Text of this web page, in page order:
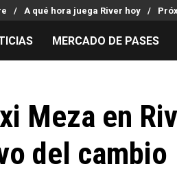
A qué hora juega River hoy
Mercado de Pases
Análisis tácticos
Juanfer Quintero
Chacho Coudet
MERCADO DE PASES
Meza en
del cambio